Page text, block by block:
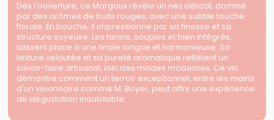
Dès l'ouverture, ce Margaux révèle un nez délicat, dominé
par des arômes de fruits rouges, avec une subtile touche
florale. En bouche, il impressionne par sa finesse et sa
structure soyeuse. Les tanins, souples et bien intégrés,
laissent place à une finale longue et harmonieuse. Sa
texture veloutée et sa pureté aromatique reflètent un
savoir-faire artisanal, loin des modes modernes. Ce vin
démontre comment un terroir exceptionnel, entre les mains
d'un visionnaire comme M. Boyer, peut offrir une expérience
de dégustation inoubliable.